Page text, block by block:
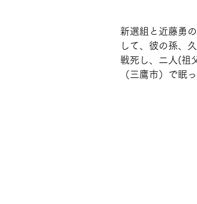
新選組と近藤勇
して、彼の孫、
戦死し、二人(祖
（三鷹市）で眠